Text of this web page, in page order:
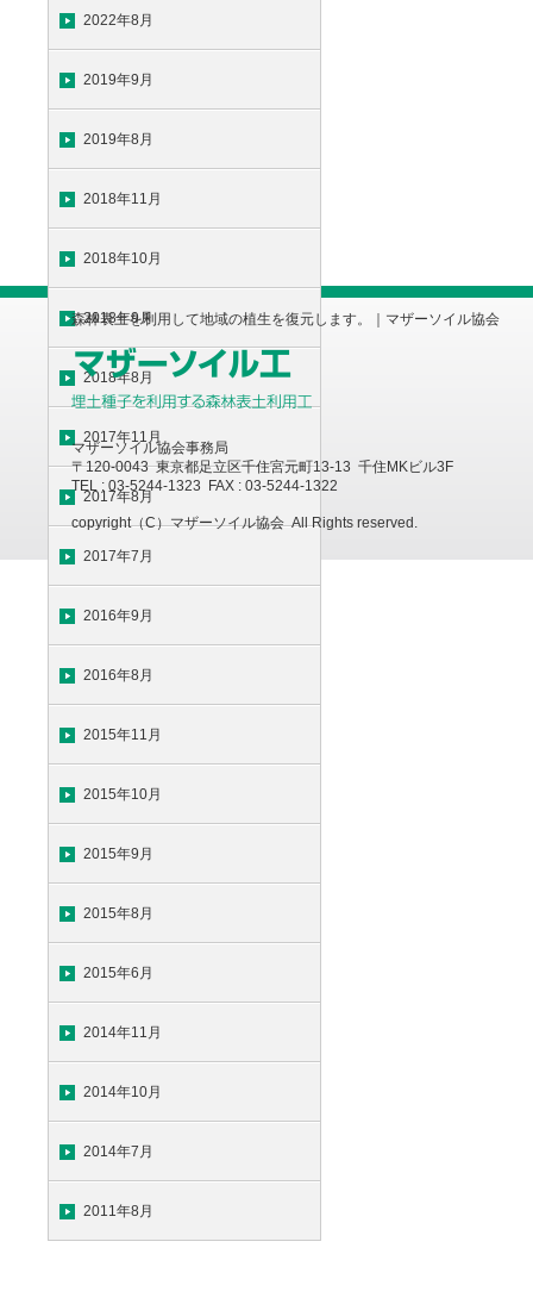
2022年8月
2019年9月
2019年8月
2018年11月
2018年10月
2018年9月
2018年8月
2017年11月
2017年8月
2017年7月
2016年9月
2016年8月
2015年11月
2015年10月
2015年9月
2015年8月
2015年6月
2014年11月
2014年10月
2014年7月
2011年8月
森林表土を利用して地域の植生を復元します。｜マザーソイル協会
マザーソイル協会事務局
〒120-0043 東京都足立区千住宮元町13-13 千住MKビル3F
TEL : 03-5244-1323 FAX : 03-5244-1322
copyright（C）マザーソイル協会 All Rights reserved.